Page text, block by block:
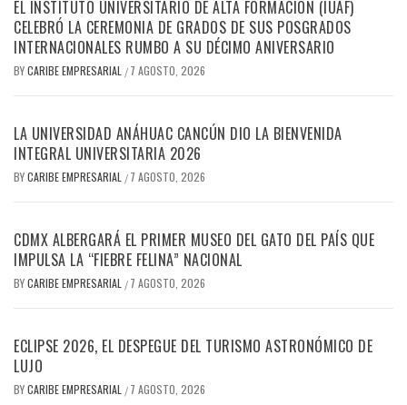
EL INSTITUTO UNIVERSITARIO DE ALTA FORMACIÓN (IUAF)
CELEBRÓ LA CEREMONIA DE GRADOS DE SUS POSGRADOS
INTERNACIONALES RUMBO A SU DÉCIMO ANIVERSARIO
BYCARIBE EMPRESARIAL / 7 AGOSTO, 2026
LA UNIVERSIDAD ANÁHUAC CANCÚN DIO LA BIENVENIDA
INTEGRAL UNIVERSITARIA 2026
BYCARIBE EMPRESARIAL / 7 AGOSTO, 2026
CDMX ALBERGARÁ EL PRIMER MUSEO DEL GATO DEL PAÍS QUE
IMPULSA LA “FIEBRE FELINA” NACIONAL
BYCARIBE EMPRESARIAL / 7 AGOSTO, 2026
ECLIPSE 2026, EL DESPEGUE DEL TURISMO ASTRONÓMICO DE
LUJO
BYCARIBE EMPRESARIAL / 7 AGOSTO, 2026